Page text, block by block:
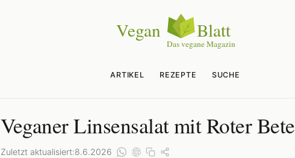
ARTIKEL REZEPTE SUCHE
Veganer Linsensalat mit Roter Bete
Zuletzt aktualisiert:8.6.2026